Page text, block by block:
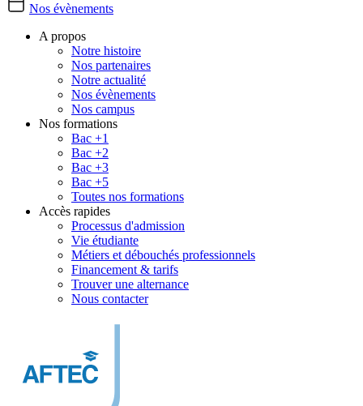
Nos évènements
A propos
Notre histoire
Nos partenaires
Notre actualité
Nos évènements
Nos campus
Nos formations
Bac +1
Bac +2
Bac +3
Bac +5
Toutes nos formations
Accès rapides
Processus d'admission
Vie étudiante
Métiers et débouchés professionnels
Financement & tarifs
Trouver une alternance
Nous contacter